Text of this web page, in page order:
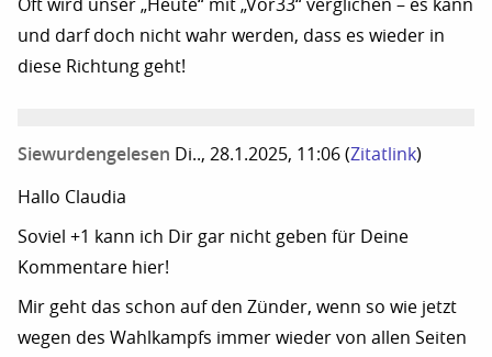
Oft wird unser „Heute“ mit „Vor33“ verglichen – es kann
und darf doch nicht wahr werden, dass es wieder in
diese Richtung geht!
Siewurdengelesen Di.., 28.1.2025, 11:06 (Zitatlink)
Hallo Claudia
Soviel +1 kann ich Dir gar nicht geben für Deine
Kommentare hier!
Mir geht das schon auf den Zünder, wenn so wie jetzt
wegen des Wahlkampfs immer wieder von allen Seiten